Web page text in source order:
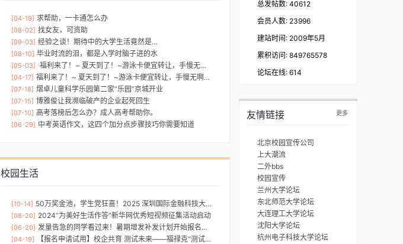
[04-19] 求帮助，一卡通怎么办
[08-02] 找女友，可资助
[09-03] 经验之谈！期待中的大学生活竟然是…
[08-10] 毕业时流的泪，都是入学时脑子进的水
[05-03] 福利来了！~ 夏天到了！~游泳卡便宜转让，手慢无啊！~~
[04-17] 福利来了！~ 夏天到了！~游泳卡便宜转让，手慢无啊！~~
[07-18] 熠卓儿童科学乐园第二家“乐园”京城开业
[07-15] 博雅俊让我濒临破产的企业起死回生
[07-10] 高考落榜后怎么办？成人高考帮助你。
[06-29] 中考英语作文，这四个加分点步骤技巧你需要知道
校园生活
[10-14] 50万奖金池，学生党狂喜！2025 深圳国际金融科技大赛启动报名啦！
[08-20] 2024“为美好生活作答”新华网优秀短视频征集活动启动
[06-20] 发量告急的同学看过来！暑期增发补发计划开始报名啦！
[04-19] 【报名申请试用】校企共育 测试未来——福禄克“测试精英”计划火热报名中！
总发帖数: 40612
会员人数: 23996
建站时间: 2009年5月
累积访问: 849765578
论坛在线: 614
友情链接 更多
北京校园宣传公司
上大潮流
二外bbs
校园宣传
兰州大学论坛
东北师范大学论坛
大连理工大学论坛
沈阳大学论坛
杭州电子科技大学论坛